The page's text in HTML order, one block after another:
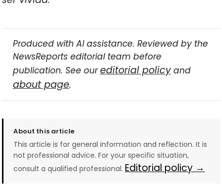
Produced with AI assistance. Reviewed by the
NewsReports editorial team before
publication. See oureditorial policyand
about page.
About this article
This article is for general information and reflection. It is
not professional advice. For your specific situation,
consult a qualified professional. Editorial policy →